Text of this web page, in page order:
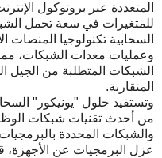
المتعددة عبر بروتوكول
للمتغيرات في سعة تحمل
السحابية تكنولوجيا المنصات
وعمليات معدات الشبكات،
الشبكات المتطلبة من الجيل
المتقاربة.
وتستفيد حلول "يونيكور"
من أحدث تقنيات شبكات
والشبكات المحددة
عزل البرمجيات عن الأجهزة،